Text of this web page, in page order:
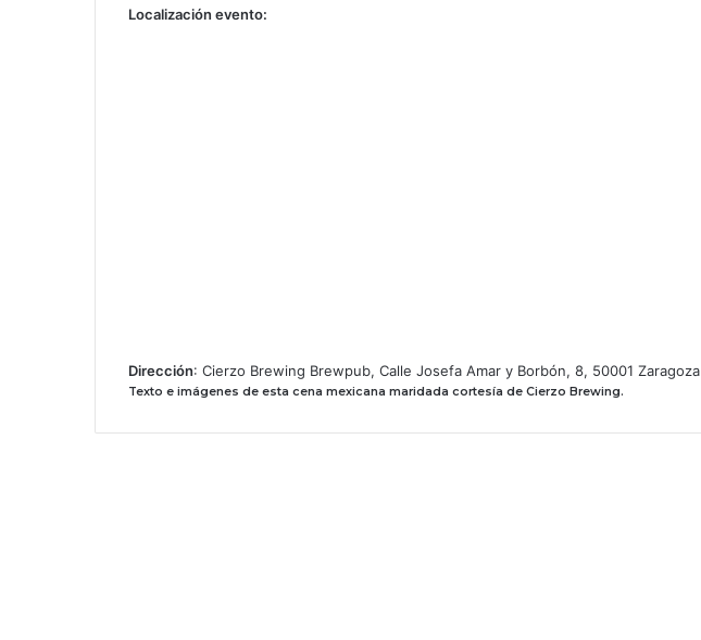
Localización evento:
Dirección: Cierzo Brewing Brewpub, Calle Josefa Amar y Borbón, 8, 50001 Zaragoza
Texto e imágenes de esta cena mexicana maridada cortesía de Cierzo Brewing.